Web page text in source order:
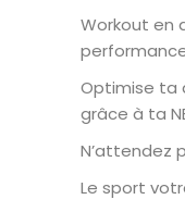
Workout en
Optimise ta
grâce à ta
N’attendez
Le sport